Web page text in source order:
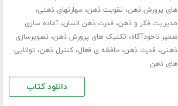
های پرورش ذهن، تقویت ذهن، مهارت­های ذهنی،
مدیریت فکر و ذهن، قدرت ذهن انسان،آماده سازی
ضمیر ناخودآگاه، تکنیک های پرورش ذهن، تصویرسازی
ذهنی، قدرت ذهن،حافظه ی فعال،کنترل ذهن، توانایی
های ذهن
دانلود کتاب